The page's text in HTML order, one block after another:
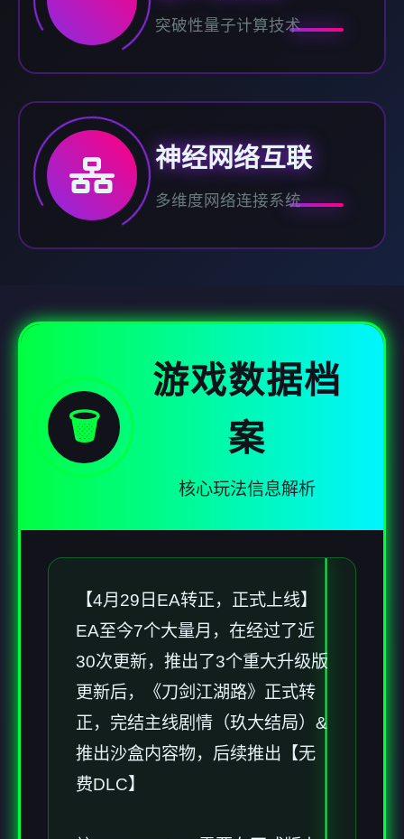
突破性量子计算技术
神经网络互联
多维度网络连接系统
🗑️
游戏数据档
案
核心玩法信息解析
【4月29日EA转正，正式上线】
EA至今7个大量月，在经过了近
30次更新，推出了3个重大升级版
更新后，《刀剑江湖路》正式转
正，完结主线剧情（玖大结局）&
推出沙盒内容物，后续推出【无
费DLC】